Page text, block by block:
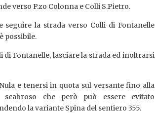
verso P.zo Colonna e Colli S.Pietro.
seguire la strada verso Colli di Fontanelle
possibile.
Fontanelle, lasciare la strada ed inoltrarsi
e tenersi in quota sul versante fino alla
che però può essere evitato
la variante Spina del sentiero 355.